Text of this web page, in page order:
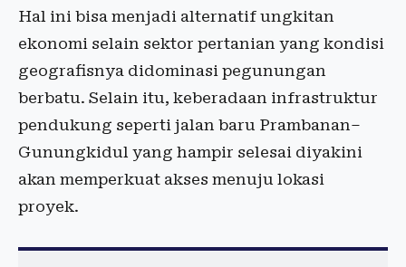
Hal ini bisa menjadi alternatif ungkitan
ekonomi selain sektor pertanian yang kondisi
geografisnya didominasi pegunungan
berbatu. Selain itu, keberadaan infrastruktur
pendukung seperti jalan baru Prambanan–
Gunungkidul yang hampir selesai diyakini
akan memperkuat akses menuju lokasi
proyek.